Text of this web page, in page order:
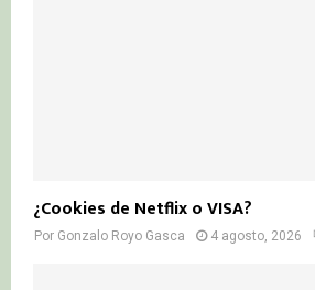
¿Cookies de Netflix o VISA?
Por Gonzalo Royo Gasca 4 agosto, 2026